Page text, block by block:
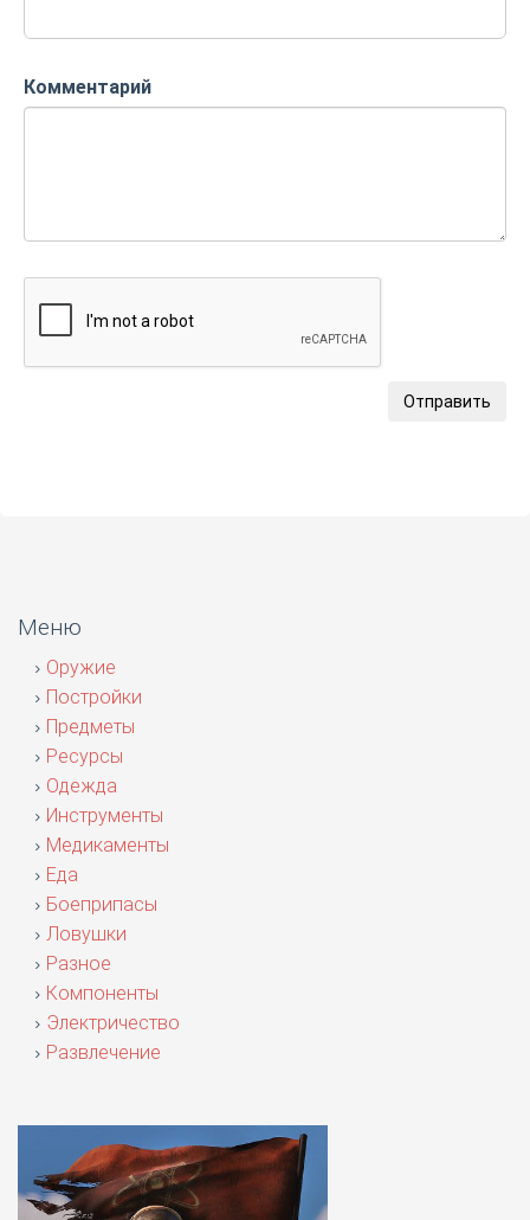
Комментарий
Отправить
Меню
Оружие
Постройки
Предметы
Ресурсы
Одежда
Инструменты
Медикаменты
Еда
Боеприпасы
Ловушки
Разное
Компоненты
Электричество
Развлечение